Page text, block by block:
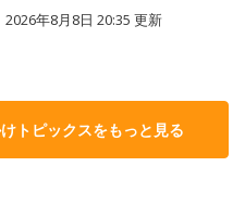
2026年8月8日 20:35 更新
トピックスをもっと見る